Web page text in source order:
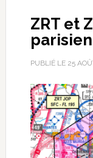
ZRT et
PUBLIÉ LE 25